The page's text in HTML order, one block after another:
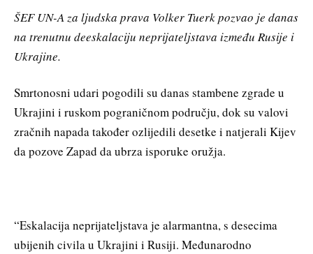
ŠEF UN-A za ljudska prava Volker Tuerk pozvao je danas
na trenutnu deeskalaciju neprijateljstava između Rusije i
Ukrajine.
Smrtonosni udari pogodili su danas stambene zgrade u
Ukrajini i ruskom pograničnom području, dok su valovi
zračnih napada također ozlijedili desetke i natjerali Kijev
da pozove Zapad da ubrza isporuke oružja.
“Eskalacija neprijateljstava je alarmantna, s desecima
ubijenih civila u Ukrajini i Rusiji. Međunarodno